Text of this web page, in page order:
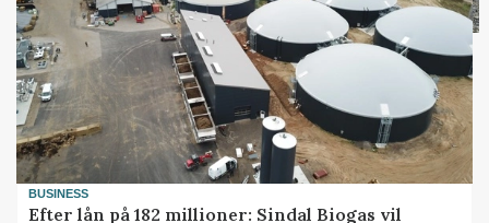
BUSINESS
Efter lån på 182 millioner: Sindal Biogas vil